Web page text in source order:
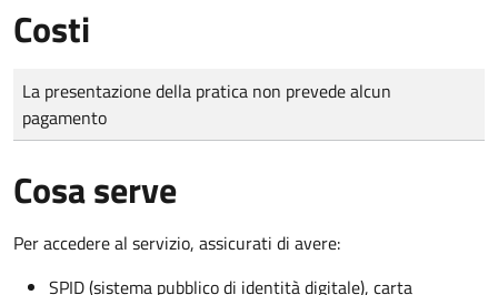
Costi
Tipo di pagamento
Importo
La presentazione della pratica non prevede alcun
pagamento
Cosa serve
Per accedere al servizio, assicurati di avere:
SPID (sistema pubblico di identità digitale), carta